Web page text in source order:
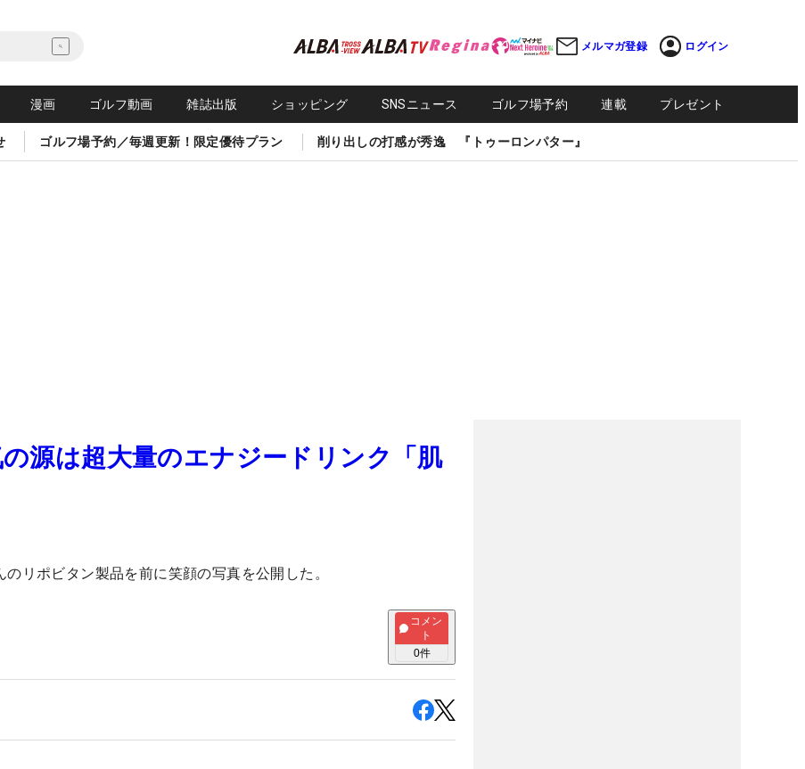
メルマガ登録 ログイン
漫画 ゴルフ動画 雑誌出版 ショッピング SNSニュース ゴルフ場予約 連載 プレゼント
ゴルフ場予約／毎週更新！限定優待プラン 削り出しの打感が秀逸 『トゥーロンパター』
源は超大量のエナジードリンク「肌
リポビタン製品を前に笑顔の写真を公開した。
コメン
ト
0件